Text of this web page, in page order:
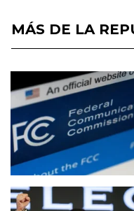
MÁS DE LA